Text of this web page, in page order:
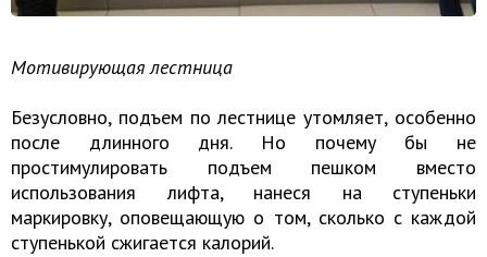
Мотивирующая лестница
Безусловно, подъем по лестнице утомляет, особенно
после длинного дня. Но почему бы не
простимулировать подъем пешком вместо
использования лифта, нанеся на ступеньки
маркировку, оповещающую о том, сколько с каждой
ступенькой сжигается калорий.